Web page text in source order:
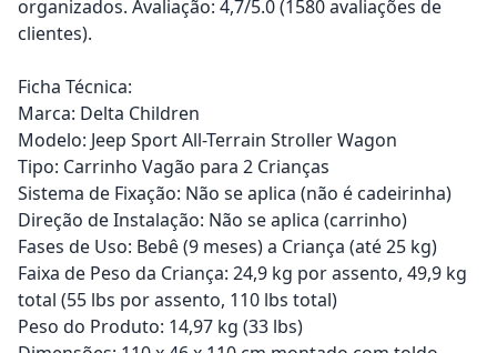
organizados. Avaliação: 4,7/5.0 (1580 avaliações de
clientes).
Ficha Técnica:
Marca: Delta Children
Modelo: Jeep Sport All-Terrain Stroller Wagon
Tipo: Carrinho Vagão para 2 Crianças
Sistema de Fixação: Não se aplica (não é cadeirinha)
Direção de Instalação: Não se aplica (carrinho)
Fases de Uso: Bebê (9 meses) a Criança (até 25 kg)
Faixa de Peso da Criança: 24,9 kg por assento, 49,9 kg
total (55 lbs por assento, 110 lbs total)
Peso do Produto: 14,97 kg (33 lbs)